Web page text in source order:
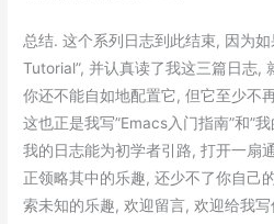
总结. 这个系列日志到此结束, 因为
Tutorial”, 并认真读了我这三篇日志,
你还不能自如地配置它, 但它至少不
这也正是我写”Emacs入门指南”和”
我的日志能为初学者引路, 打开一扇
正领略其中的乐趣, 还少不了你自己
索未知的乐趣, 欢迎留言, 欢迎给我